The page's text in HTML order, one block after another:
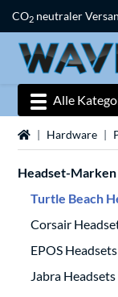
CO2 neutraler
Alle
StartseiteHardware
Headset-Marken
Turtle Beach
Corsair
EPOS Headsets
Jabra Headsets